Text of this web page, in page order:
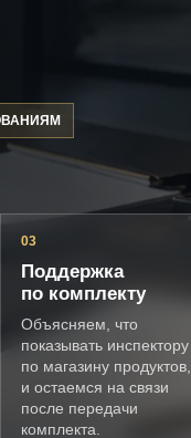
03
Поддержка
по комплекту
Объясняем, что
показывать инспектору
по магазину продуктов,
и остаемся на связи
после передачи
комплекта.